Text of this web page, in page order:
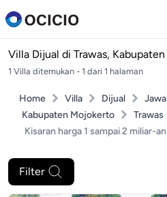
Villa Dijual di Trawas,
1 Villa ditemukan - 1 dari 1 halaman
Home Villa Dijual
Kabupaten Mojokerto
Trawas
Kisaran harga 1 sampai 2 miliar-an
Filter